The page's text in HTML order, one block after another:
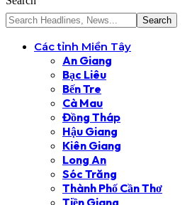
Các tỉnh Miền Tây
An Giang
Bạc Liêu
Bến Tre
Cà Mau
Đồng Tháp
Hậu Giang
Kiên Giang
Long An
Sóc Trăng
Thành Phố Cần Thơ
Tiền Giang